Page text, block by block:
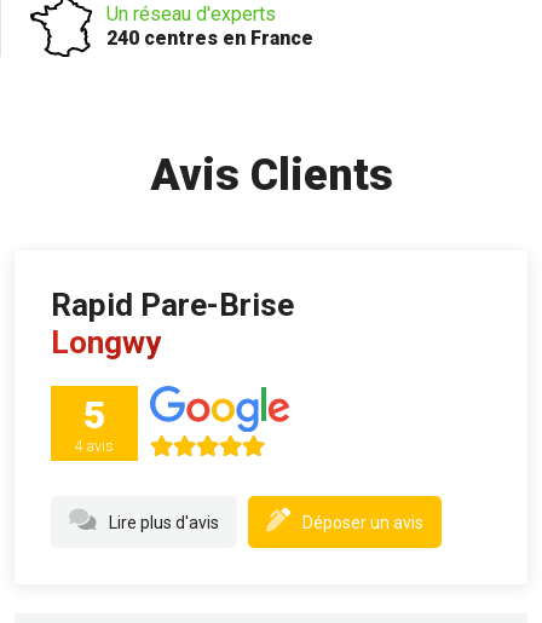
Un réseau d'experts
240 centres en France
Avis Clients
Rapid Pare-Brise
Longwy
5
4 avis
Lire plus d'avis Déposer un avis